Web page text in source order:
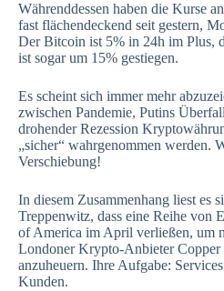
Währenddessen haben die Kurse
fast flächendeckend seit gestern,
Der Bitcoin ist 5% in 24h im Plus,
ist sogar um 15% gestiegen.
Es scheint sich immer mehr
zwischen Pandemie, Putins
drohender Rezession
„sicher“ wahrgenommen werden.
Verschiebung!
In diesem Zusammenhang liest es
Treppenwitz, dass eine Reihe von
of America im April verließen, um
Londoner Krypto-Anbieter Copper
anzuheuern. Ihre Aufgabe:
Kunden.